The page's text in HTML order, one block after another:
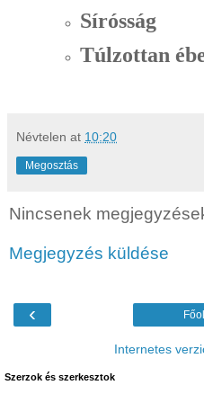
Sírósság
Túlzottan
Névtelen at 10:20
Megosztás
Nincsenek
Megjegyzés küldése
‹
Internetes
Szerzok és szerkesztok